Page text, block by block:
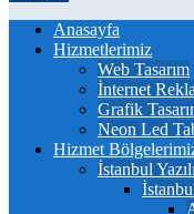
Anasayfa
Hizmetlerimiz
Web Tasarım
İnternet
Grafik
Neon Led
Hizmet
İstanbul